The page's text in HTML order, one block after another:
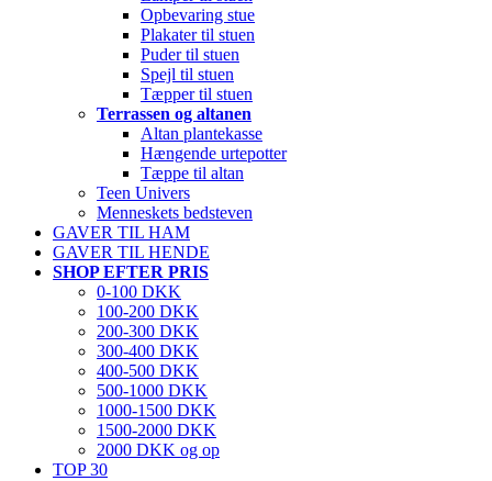
Opbevaring stue
Plakater til stuen
Puder til stuen
Spejl til stuen
Tæpper til stuen
Terrassen og altanen
Altan plantekasse
Hængende urtepotter
Tæppe til altan
Teen Univers
Menneskets bedsteven
GAVER TIL HAM
GAVER TIL HENDE
SHOP EFTER PRIS
0-100 DKK
100-200 DKK
200-300 DKK
300-400 DKK
400-500 DKK
500-1000 DKK
1000-1500 DKK
1500-2000 DKK
2000 DKK og op
TOP 30